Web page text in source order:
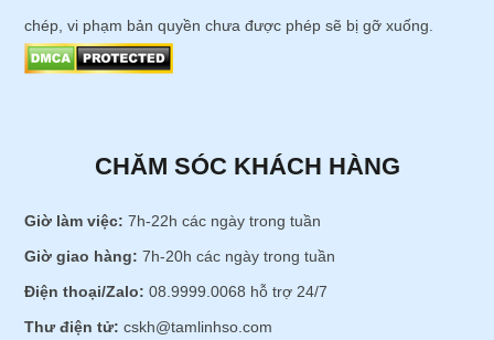
chép, vi phạm bản quyền chưa được phép sẽ bị gỡ xuống.
CHĂM SÓC KHÁCH HÀNG
Giờ làm việc: 7h-22h các ngày trong tuần
Giờ giao hàng: 7h-20h các ngày trong tuần
Điện thoại/Zalo: 08.9999.0068 hỗ trợ 24/7
Thư điện tử: cskh@tamlinhso.com